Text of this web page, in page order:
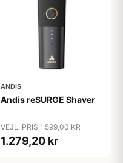
ANDIS
Andis reSURGE Shaver
VEJL. PRIS 1.599,00 KR
1.279,20 kr